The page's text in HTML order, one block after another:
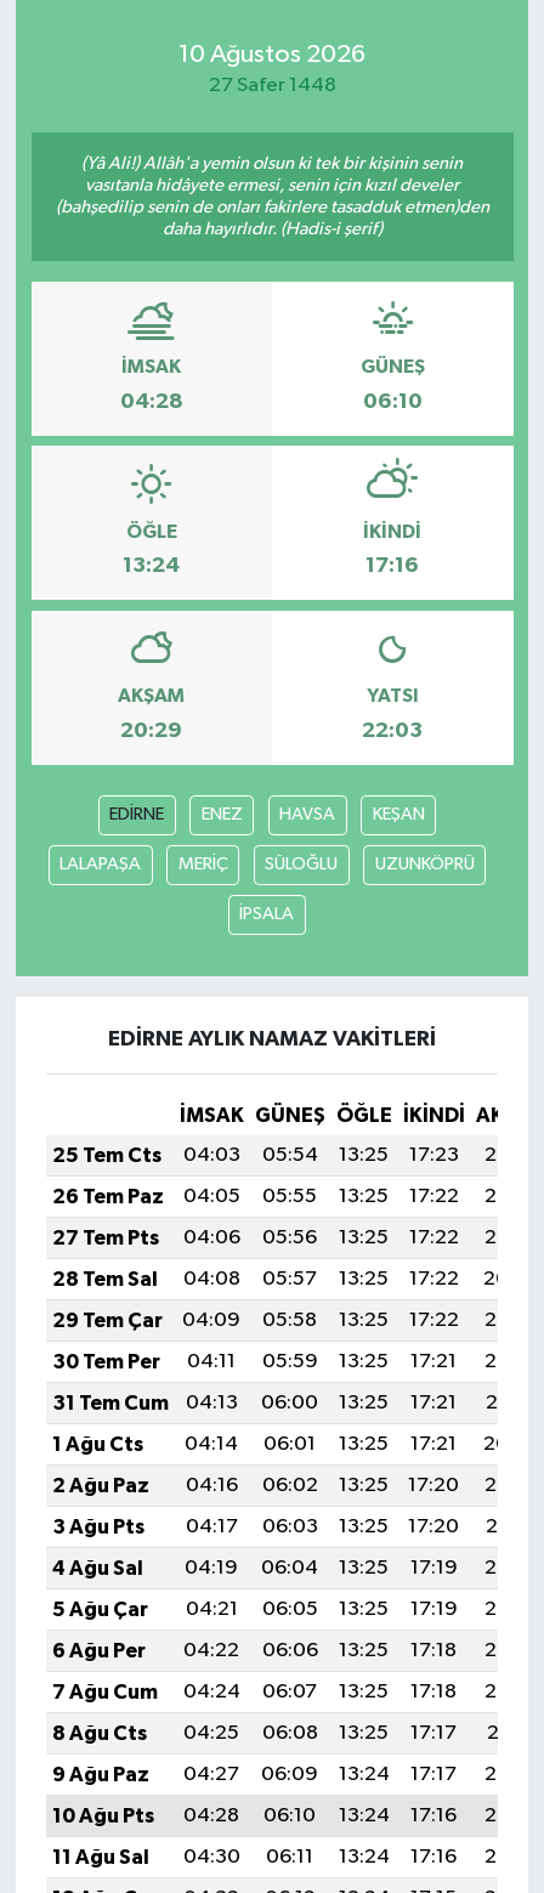
10 Ağustos 2026
27 Safer 1448
(Yâ Ali!) Allâh'a yemin olsun ki tek bir kişinin senin
vasıtanla hidâyete ermesi, senin için kızıl develer
(bahşedilip senin de onları fakirlere tasadduk etmen)den
daha hayırlıdır. (Hadis-i şerif)
İMSAK
04:28
GÜNEŞ
06:10
ÖĞLE
13:24
İKINDI
17:16
AKŞAM
20:29
YATSI
22:03
EDİRNE ENEZ HAVSA KEŞAN
LALAPAŞA MERİÇ SÜLOĞLU UZUNKÖPRÜ
İPSALA
EDİRNE AYLIK NAMAZ VAKITLERI
İMSAK GÜNEŞ ÖĞLE İKINDI
25 Tem Cts
04:03 05:54 13:25 17:23
20:47
26 Tem Paz
04:05 05:55 13:25 17:22
20:46
27 Tem Pts
04:06 05:56 13:25 17:22
20:45
28 Tem Sal
04:08 05:57 13:25 17:22
20:44
29 Tem Çar
04:09 05:58 13:25 17:22
20:43
30 Tem Per
04:11 05:59 13:25 17:21
20:42
31 Tem Cum
04:13 06:00 13:25 17:21
20:41
1 Ağu Cts
04:14 06:01 13:25 17:21
20:40
2 Ağu Paz
04:16 06:02 13:25 17:20
20:39
3 Ağu Pts
04:17 06:03 13:25 17:20
20:37
4 Ağu Sal
04:19 06:04 13:25 17:19
20:36
5 Ağu Çar
04:21 06:05 13:25 17:19
20:35
6 Ağu Per
04:22 06:06 13:25 17:18
20:34
7 Ağu Cum
04:24 06:07 13:25 17:18
20:33
8 Ağu Cts
04:25 06:08 13:25 17:17
20:31
9 Ağu Paz
04:27 06:09 13:24 17:17
20:30
10 Ağu Pts
04:28 06:10 13:24 17:16
20:29
11 Ağu Sal
04:30 06:11 13:24 17:16
20:27
Yaşam